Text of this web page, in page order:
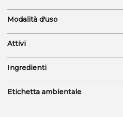
Modalità d'uso
Attivi
Ingredienti
Etichetta ambientale